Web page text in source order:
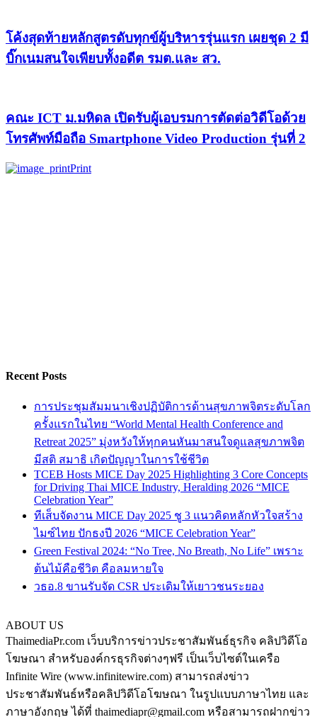
โค้งสุดท้ายหลักสูตรดับทุกข์ผู้บริหารรุ่นแรก เผยชุด 2 มี
บิ๊กเนมสนใจเพียบทั้งอดีต รมต.และ สว.
คณะ ICT ม.มหิดล เปิดรับผู้เอบรมการตัดต่อวิดีโอด้วย
โทรศัพท์มือถือ Smartphone Video Production รุ่นที่ 2
Print
Recent Posts
การประชุมสัมมนาเชิงปฏิบัติการด้านสุขภาพจิตระดับโลก
ครั้งแรกในไทย “World Mental Health Conference and
Retreat 2025” มุ่งหวังให้ทุกคนหันมาสนใจดูแลสุขภาพจิต
มีสติ สมาธิ เกิดปัญญาในการใช้ชีวิต
TCEB Hosts MICE Day 2025 Highlighting 3 Core Concepts
for Driving Thai MICE Industry, Heralding 2026 “MICE
Celebration Year”
ทีเส็บจัดงาน MICE Day 2025 ชู 3 แนวคิดหลักหัวใจสร้าง
ไมซ์ไทย ปักธงปี 2026 “MICE Celebration Year”
Green Festival 2024: “No Tree, No Breath, No Life” เพราะ
ต้นไม้คือชีวิต คือลมหายใจ
วธอ.8 ขานรับจัด CSR ประเดิมให้เยาวชนระยอง
ABOUT US
ThaimediaPr.com เว็บบริการข่าวประชาสัมพันธ์ธุรกิจ คลิปวิดีโอ
โฆษณา สำหรับองค์กรธุรกิจต่างๆฟรี เป็นเว็บไซต์ในเครือ
Infinite Wire (www.infinitewire.com) สามารถส่งข่าว
ประชาสัมพันธ์หรือคลิปวิดีโอโฆษณา ในรูปแบบภาษาไทย และ
ภาษาอังกฤษ ได้ที่ thaimediapr@gmail.com หรือสามารถฝากข่าว